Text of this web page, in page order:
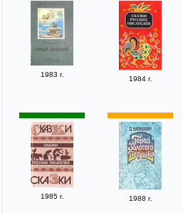
1983 г.
1984 г.
1985 г. 1988 г.